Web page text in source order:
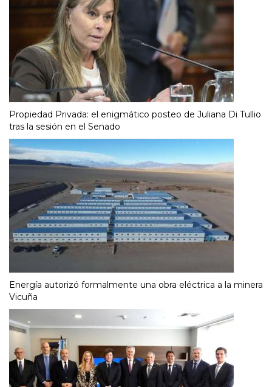
Propiedad Privada: el enigmático posteo de Juliana Di Tullio
tras la sesión en el Senado
Energía autorizó formalmente una obra eléctrica a la minera
Vicuña